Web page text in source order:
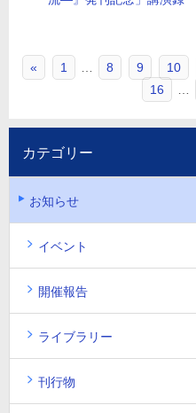
« 1 8 9 10
16
カテゴリー
お知らせ
イベント
開催報告
ライブラリー
刊行物